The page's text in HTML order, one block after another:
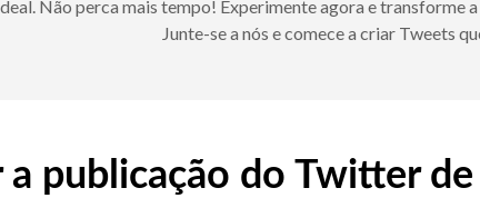
Não perca mais tempo! Experimente agora e transforme
Junte-se a nós e comece a criar Tweets
a publicação do Twitter